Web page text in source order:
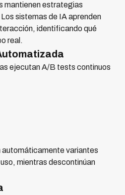
mantienen estrategias
sistemas de IA aprenden
identificando qué
real.
ejecutan A/B tests continuos
variantes
mientras descontinúan